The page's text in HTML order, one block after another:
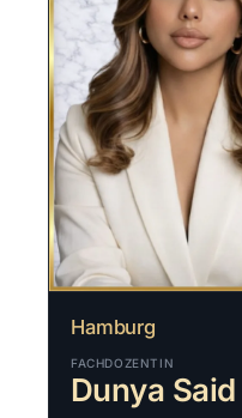
Hamburg
FACHDOZENTIN
Dunya Said